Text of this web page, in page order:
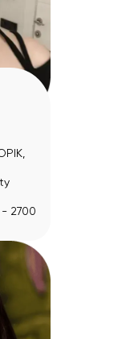
- 2700